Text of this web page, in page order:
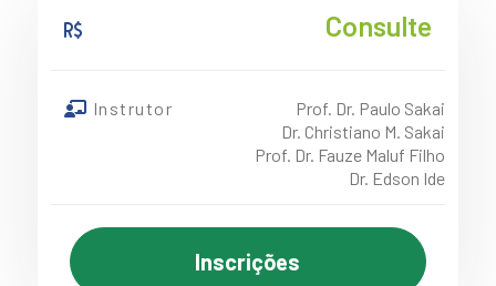
Consulte
Instrutor
Prof. Dr. Paulo Sakai
Dr. Christiano M. Sakai
Prof. Dr. Fauze Maluf Filho
Dr. Edson Ide
Inscrições